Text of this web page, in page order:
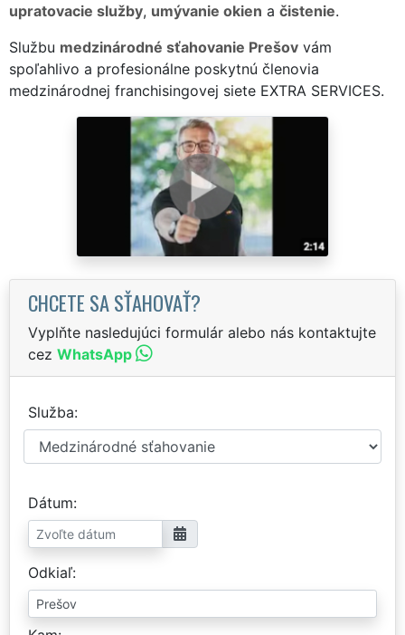
upratovacie služby, umývanie okien a čistenie.
Službu medzinárodné sťahovanie Prešov vám
spoľahlivo a profesionálne poskytnú členovia
medzinárodnej franchisingovej siete EXTRA SERVICES.
CHCETE SA SŤAHOVAŤ?
Vyplňte nasledujúci formulár alebo nás kontaktujte
cez WhatsApp
Služba
Dátum
Odkiaľ